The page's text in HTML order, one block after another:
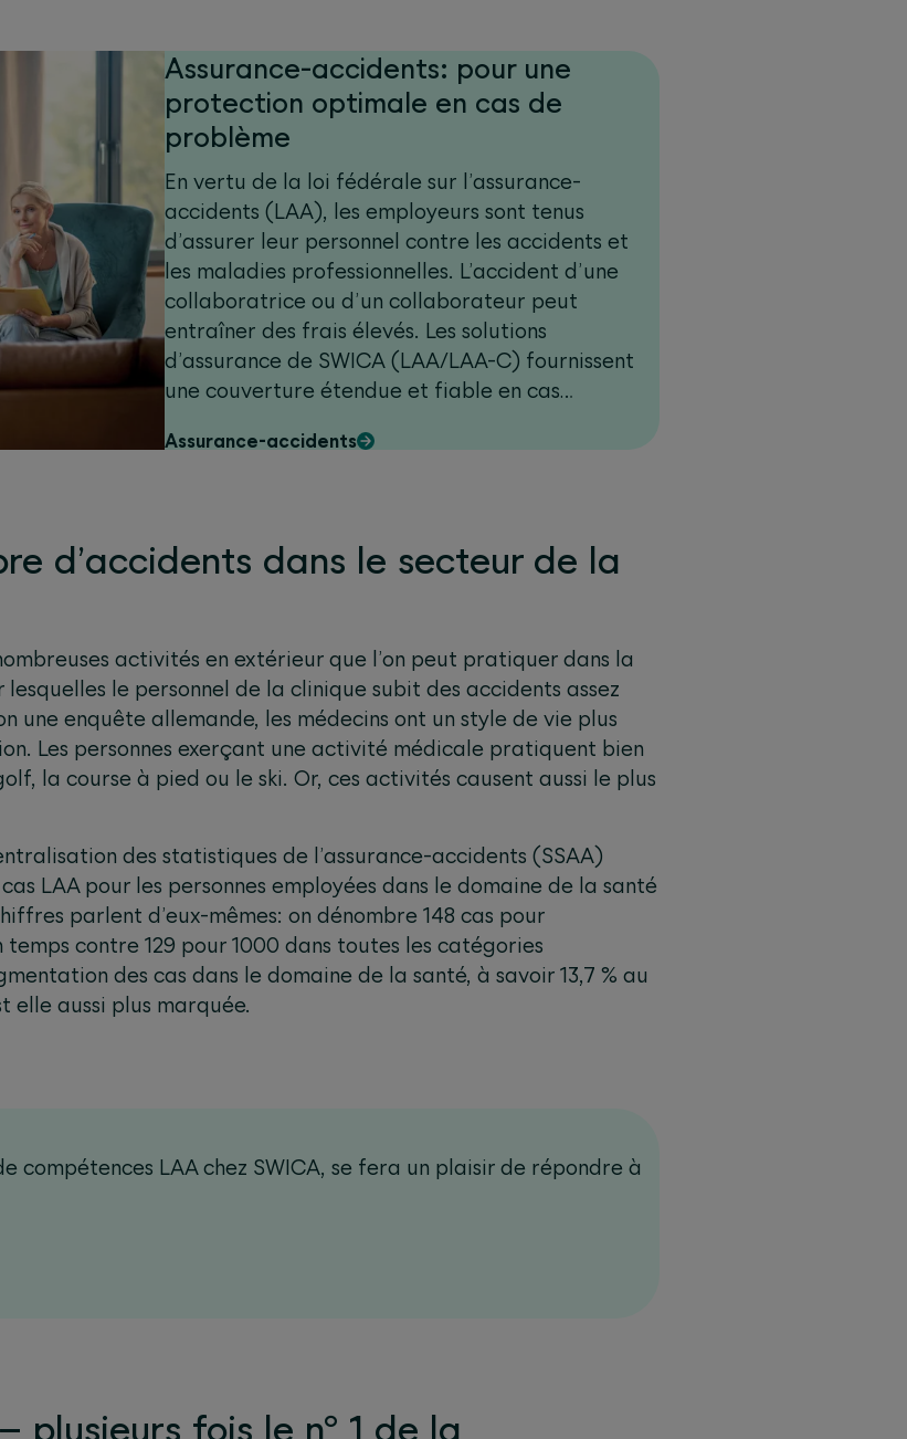
Assurance-accidents: pour une
protection optimale en cas de
problème
En vertu de la loi fédérale sur l’assurance-
accidents (LAA), les employeurs sont tenus
d’assurer leur personnel contre les accidents et
les maladies professionnelles. L’accident d’une
collaboratrice ou d’un collaborateur peut
entraîner des frais élevés. Les solutions
d’assurance de SWICA (LAA/LAA-C) fournissent
une couverture étendue et fiable en cas
membres du personnel.
Assurance-accidents
d’accidents dans le secteur de la
activités en extérieur que l’on peut pratiquer dans la
le personnel de la clinique subit des accidents assez
une enquête allemande, les médecins ont un style de vie plus
Les personnes exerçant une activité médicale pratiquent bien
la course à pied ou le ski. Or, ces activités causent aussi le plus
des statistiques de l’assurance-accidents (SSAA)
LAA pour les personnes employées dans le domaine de la santé
parlent d’eux-mêmes: on dénombre 148 cas pour
temps contre 129 pour 1000 dans toutes les catégories
des cas dans le domaine de la santé, à savoir 13,7 % au
elle aussi plus marquée.
compétences LAA chez SWICA, se fera un plaisir de répondre à
plusieurs fois le n° 1 de la